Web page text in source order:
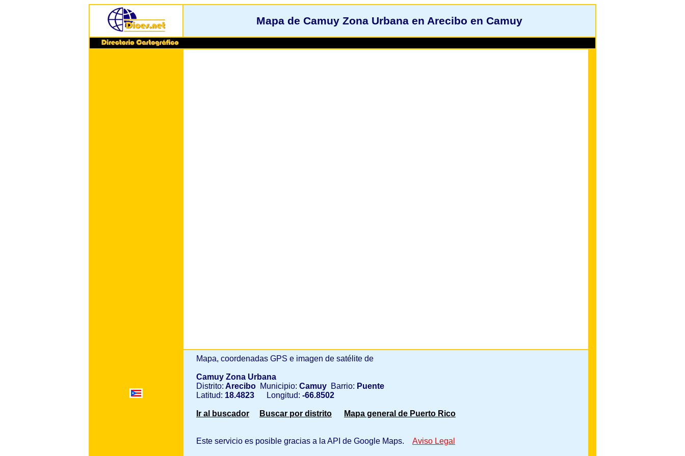
Mapa de Camuy Zona Urbana en Arecibo en Camuy
Mapa, coordenadas GPS e imagen de satélite de
Camuy Zona Urbana
Distrito: Arecibo Municipio: Camuy Barrio: Puente
Latitud: 18.4823 Longitud: -66.8502
Ir al buscador Buscar por distrito Mapa general de Puerto Rico
Este servicio es posible gracias a la API de Google Maps. Aviso Legal